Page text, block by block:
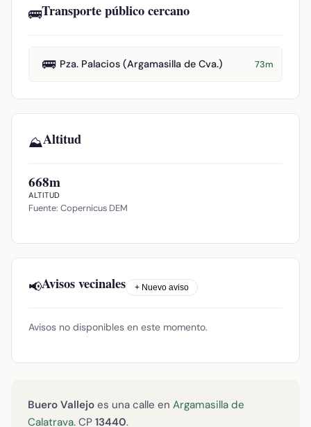
🚌Transporte público cercano
🚌 Pza. Palacios (Argamasilla de Cva.) 73m
⛰️Altitud
668m
ALTITUD
Fuente: Copernicus DEM
📢Avisos vecinales + Nuevo aviso
Avisos no disponibles en este momento.
Buero Vallejo es una calle en Argamasilla de
Calatrava. CP 13440.